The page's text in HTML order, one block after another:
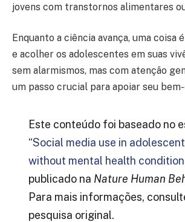
jovens com transtornos alimentares
Enquanto a ciência avança, uma coisa
e acolher os adolescentes em suas
sem alarmismos, mas com atenção
um passo crucial para apoiar seu
Este conteúdo foi baseado no
“Social media use in
without mental health
publicado na Nature Human
Para mais informações,
pesquisa original.